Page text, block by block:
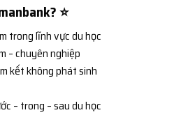
⭐
trong lĩnh vực du học
– chuyên nghiệp
kết không phát sinh
– trong – sau du học